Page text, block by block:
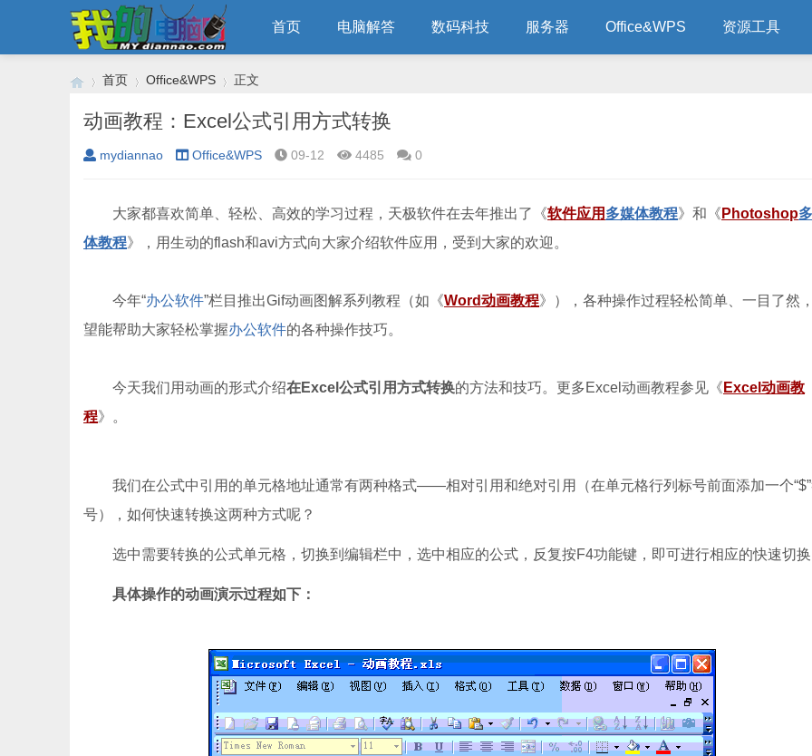
首页 电脑解答 数码科技 服务器 Office&WPS 资源工具
›
首页
›
Office&WPS
›
正文
动画教程：Excel公式引用方式转换
mydiannao Office&WPS 09-12 4485 0
大家都喜欢简单、轻松、高效的学习过程，天极软件在去年推出了《软件应用 多媒体教程》和《 Photoshop
体教程》，用生动的flash和avi方式向大家介绍软件应用，受到大家的欢迎。
今年“办公软件”栏目推出Gif动画图解系列教程（如《Word动画教程》），各种操作过程轻松简单、一目了然
望能帮助大家轻松掌握办公软件的各种操作技巧。
今天我们用动画的形式介绍在Excel公式引用方式转换的方法和技巧。更多Excel动画教程参见《 Excel动画教
程》。
我们在公式中引用的单元格地址通常有两种格式——相对引用和绝对引用（在单元格行列标号前面添加一个
号），如何快速转换这两种方式呢？
选中需要转换的公式单元格，切换到编辑栏中，选中相应的公式，反复按F4功能键，即可进行相应的快速切
具体操作的动画演示过程如下：